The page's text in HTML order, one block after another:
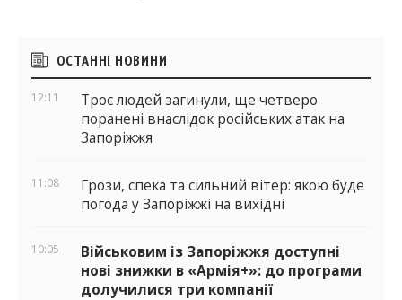
Бічні
віджети
ОСТАННІ НОВИНИ
12:11
Троє людей загинули, ще четверо
поранені внаслідок російських атак на
Запоріжжя
11:08
Грози, спека та сильний вітер: якою буде
погода у Запоріжжі на вихідні
10:05
Військовим із Запоріжжя доступні
нові знижки в «Армія+»: до програми
долучилися три компанії